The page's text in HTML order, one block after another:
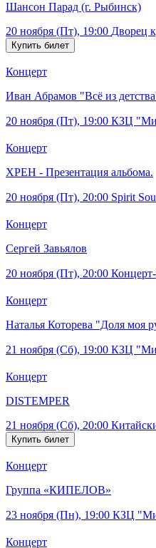
Шансон Парад (г. Рыбинск)
20 ноября (Пт), 19:00 Дворец
Концерт
Иван Абрамов "Всё из
20 ноября (Пт), 19:00 КЗЦ
Концерт
ХРЕН - Презентация альбома.
20 ноября (Пт), 20:00 Spirit
Концерт
Сергей Завьялов
20 ноября (Пт), 20:00
Концерт
Наталья Которева "Доля моя
21 ноября (Сб), 19:00 КЗЦ
Концерт
DISTEMPER
21 ноября (Сб), 20:00
Концерт
Группа «КИПЕЛОВ»
23 ноября (Пн), 19:00 КЗЦ
Концерт